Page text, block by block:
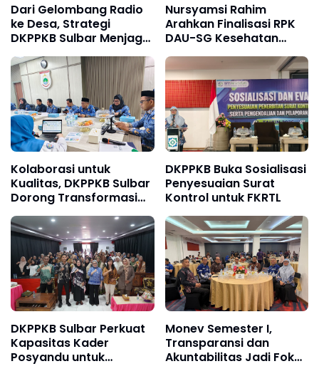
Dari Gelombang Radio
ke Desa, Strategi
DKPPKB Sulbar Menjaga
Kesehatan di Musim
Kering
Nursyamsi Rahim
Arahkan Finalisasi RPK
DAU-SG Kesehatan
2027 di Mamuju
Kolaborasi untuk
Kualitas, DKPPKB Sulbar
Dorong Transformasi
Layanan JKN
DKPPKB Buka Sosialisasi
Penyesuaian Surat
Kontrol untuk FKRTL
DKPPKB Sulbar Perkuat
Kapasitas Kader
Posyandu untuk
Monev Semester I,
Transparansi dan
Akuntabilitas Jadi Fokus